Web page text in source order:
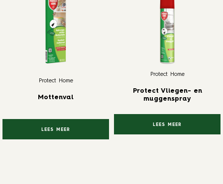
Protect Home
Mottenval
LEES MEER
Protect Home
Protect Vliegen- en
muggenspray
LEES MEER